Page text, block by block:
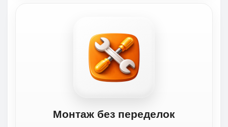
Монтаж без переделок